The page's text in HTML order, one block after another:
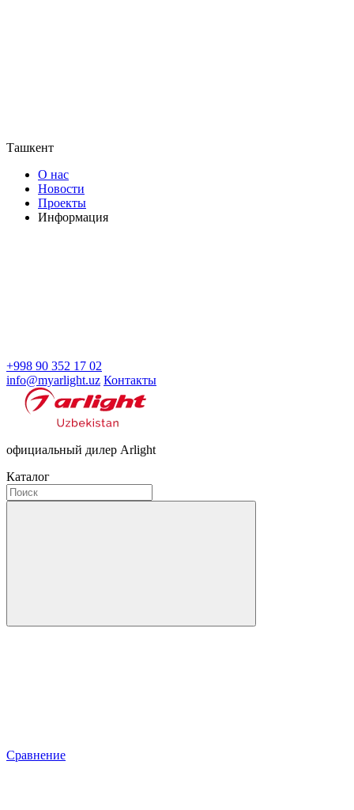
Ташкент
О нас
Новости
Проекты
Информация
+998 90 352 17 02
info@myarlight.uz Контакты
официальный дилер Arlight
Каталог
Сравнение